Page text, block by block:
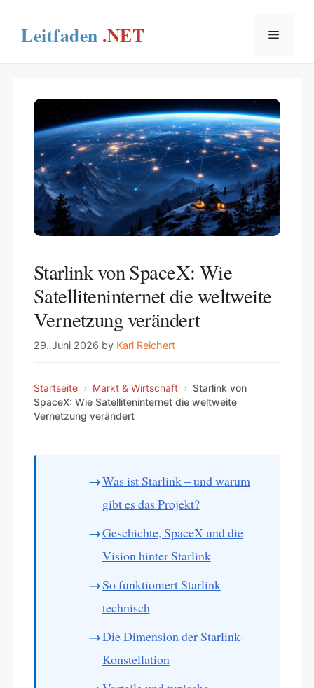
content
Menu
Starlink von SpaceX: Wie
Satelliteninternet die weltweite
Vernetzung verändert
29. Juni 2026 by Karl Reichert
Startseite › Markt & Wirtschaft › Starlink von
SpaceX: Wie Satelliteninternet die weltweite
Vernetzung verändert
Was ist Starlink – und warum
gibt es das Projekt?
Geschichte, SpaceX und die
Vision hinter Starlink
So funktioniert Starlink
technisch
Die Dimension der Starlink-
Konstellation